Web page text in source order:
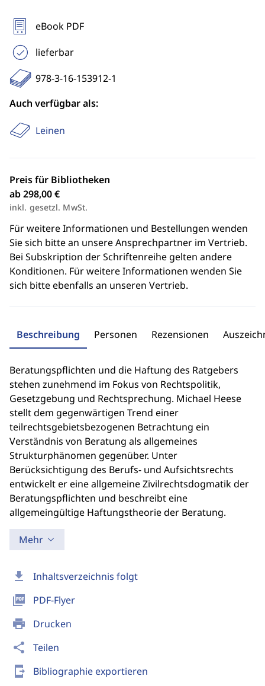
download Inhaltsverzeichnis folgt
picture_as_pdf PDF-Flyer
print Drucken
share Teilen
send_to_mobile Bibliographie exportieren
eBook PDF
lieferbar
978-3-16-153912-1
Auch verfügbar als:
Leinen
Preis für Bibliotheken
ab 298,00 €
inkl. gesetzl. MwSt.
Für weitere Informationen und Bestellungen wenden
Sie sich bitte an unsere Ansprechpartner im Vertrieb.
Bei Subskription der Schriftenreihe gelten andere
Konditionen. Für weitere Informationen wenden Sie
sich bitte ebenfalls an unseren Vertrieb.
Beschreibung Personen Rezensionen
Beratungspflichten und die Haftung des Ratgebers
stehen zunehmend im Fokus von Rechtspolitik,
Gesetzgebung und Rechtsprechung. Michael Heese
stellt dem gegenwärtigen Trend einer
teilrechtsgebietsbezogenen Betrachtung ein
Verständnis von Beratung als allgemeines
Strukturphänomen gegenüber. Unter
Berücksichtigung des Berufs- und Aufsichtsrechts
entwickelt er eine allgemeine Zivilrechtsdogmatik der
Beratungspflichten und beschreibt eine
allgemeingültige Haftungstheorie der Beratung.
Mehr